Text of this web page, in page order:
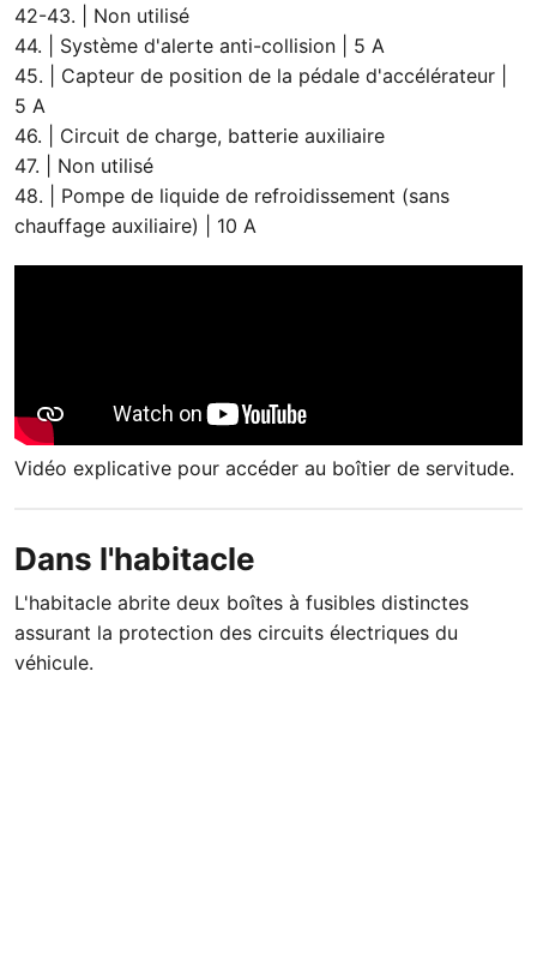
42-43. | Non utilisé
44. | Système d'alerte anti-collision | 5 A
45. | Capteur de position de la pédale d'accélérateur |
5 A
46. | Circuit de charge, batterie auxiliaire
47. | Non utilisé
48. | Pompe de liquide de refroidissement (sans
chauffage auxiliaire) | 10 A
Vidéo explicative pour accéder au boîtier de servitude.
Dans l'habitacle
L'habitacle abrite deux boîtes à fusibles distinctes
assurant la protection des circuits électriques du
véhicule.